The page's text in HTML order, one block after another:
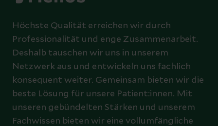
Höchste Qualität erreichen wir durch
Professionalität und enge Zusammenarbeit.
Deshalb tauschen wir uns in unserem
Netzwerk aus und entwickeln uns fachlich
konsequent weiter. Gemeinsam bieten wir die
beste Lösung für unsere Patient:innen. Mit
unseren gebündelten Stärken und unserem
Fachwissen bieten wir eine vollumfängliche